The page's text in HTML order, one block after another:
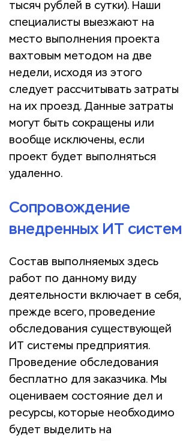
тысяч рублей в сутки). Наши
специалисты выезжают на
место выполнения проекта
вахтовым методом на две
недели, исходя из этого
следует рассчитывать затраты
на их проезд. Данные затраты
могут быть сокращены или
вообще исключены, если
проект будет выполняться
удаленно.
Сопровождение
внедренных ИТ систем
Состав выполняемых здесь
работ по данному виду
деятельности включает в себя,
прежде всего, проведение
обследования существующей
ИТ системы предприятия.
Проведение обследования
бесплатно для заказчика. Мы
оцениваем состояние дел и
ресурсы, которые необходимо
будет выделить на